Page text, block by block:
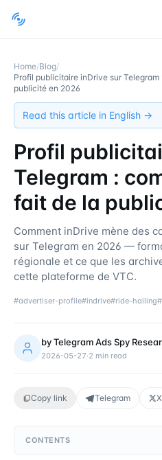
Home/Blog/
Profil publicitaire inDrive sur
publicité en 2026
Read this article in English →
Profil
Telegram :
fait de la
Comment inDrive mène des
sur Telegram en 2026 —
régionale et ce que les
cette plateforme de VTC.
#advertiser-profile#indrive#ride-hailing#
byTelegram Ads Spy
2026-05-27·2 min read
Copy link Telegram X
CONTENTS